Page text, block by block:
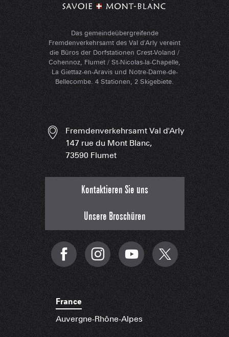
Das gemeindeübergreifende
Fremdenverkehrsamt des Val d'Arly vereint
die Büros der Dorfstationen Crest-Voland /
Cohennoz, Flumet / St-Nicolas-la-Chapelle,
La Giettaz-en-Aravis und Notre-Dame-de-
Bellecombe. 4 Stationen, 2 Skigebiete.
Fremdenverkehrsamt Val d'Arly
147 rue du Mont Blanc,
73590 Flumet
Kontaktieren Sie uns
Unsere Broschüren
France
Auvergne-Rhône-Alpes